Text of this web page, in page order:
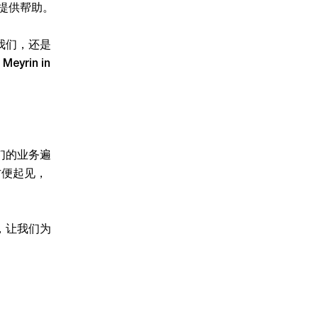
帮助。
们，还是
in
的业务遍
起见，
让我们为